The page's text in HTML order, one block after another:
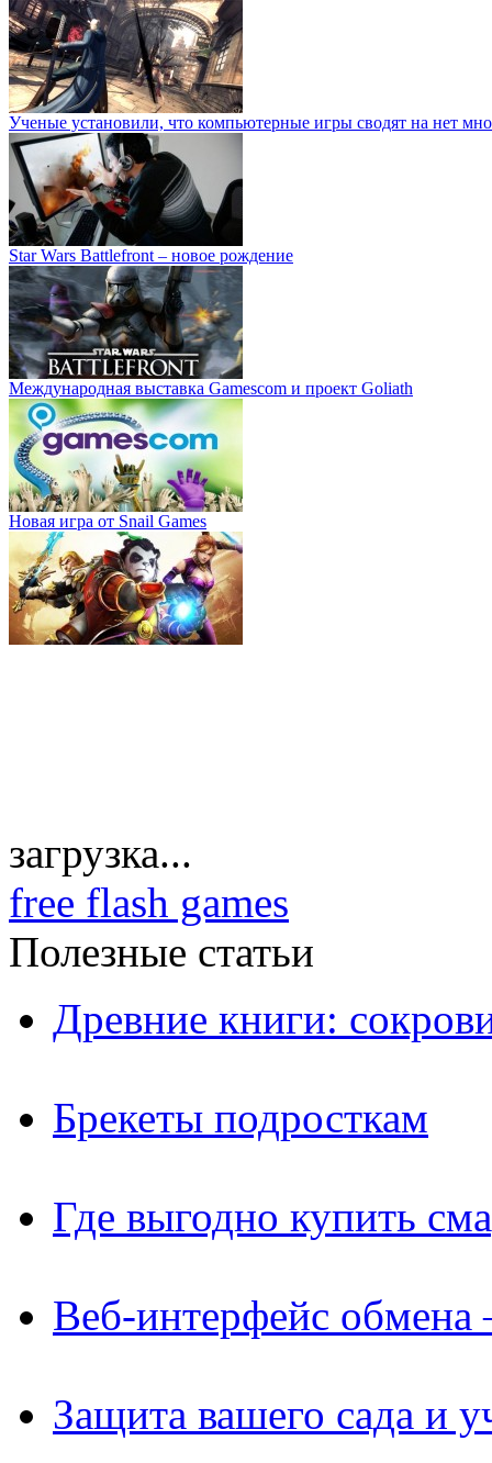
Ученые установили, что компьютерные игры сводят на нет
Star Wars Battlefront – новое рождение
Международная выставка Gamescom и проект Goliath
Новая игра от Snail Games
загрузка...
free flash games
Полезные статьи
Древние книги:
Брекеты подросткам
Где выгодно купить
Веб-интерфейс
Защита вашего сада и